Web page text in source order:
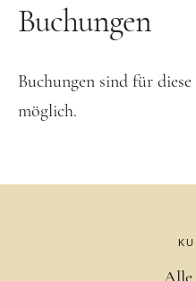
Buchungen
Buchungen sind für
möglich.